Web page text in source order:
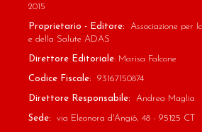
2015
Proprietario - Editore: Associazione per
e della Salute ADAS
Direttore Editoriale: Marisa Falcone
Codice Fiscale: 93167150874
Direttore Responsabile: Andrea Maglia
Sede: via Eleonora d'Angiò, 48 - 95125 CT